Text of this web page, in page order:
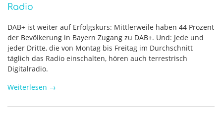
Radio
DAB+ ist weiter auf Erfolgskurs: Mittlerweile haben 44 Prozent
der Bevölkerung in Bayern Zugang zu DAB+. Und: Jede und
jeder Dritte, die von Montag bis Freitag im Durchschnitt
täglich das Radio einschalten, hören auch terrestrisch
Digitalradio.
Weiterlesen →